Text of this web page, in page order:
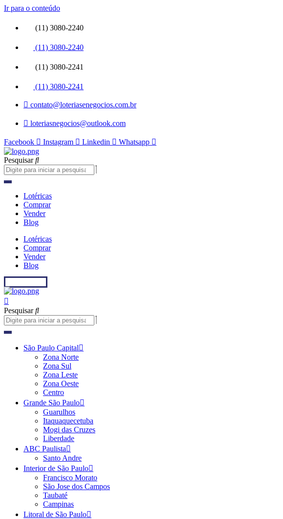
Ir para o conteúdo
(11) 3080-2240
(11) 3080-2240
(11) 3080-2241
(11) 3080-2241
contato@loteriasenegocios.com.br
loteriasnegocios@outlook.com
Facebook Instagram Linkedin Whatsapp
Pesquisar
Lotéricas
Comprar
Vender
Blog
Lotéricas
Comprar
Vender
Blog
Pesquisar
São Paulo Capital
Zona Norte
Zona Sul
Zona Leste
Zona Oeste
Centro
Grande São Paulo
Guarulhos
Itaquaquecetuba
Mogi das Cruzes
Liberdade
ABC Paulista
Santo Andre
Interior de São Paulo
Francisco Morato
São Jose dos Campos
Taubaté
Campinas
Litoral de São Paulo